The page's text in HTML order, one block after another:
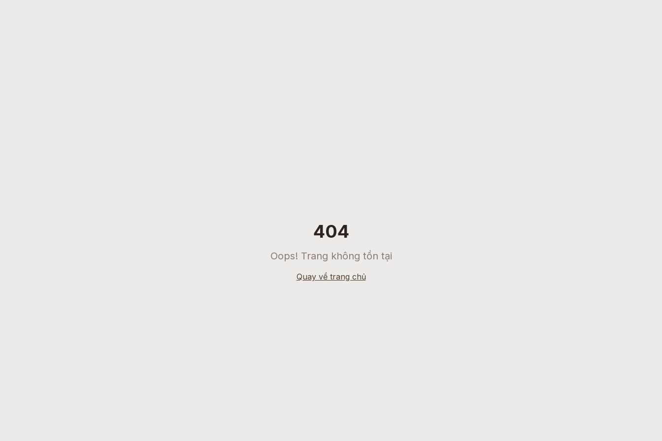
404
Oops! Trang không tồn tại
Quay về trang chủ